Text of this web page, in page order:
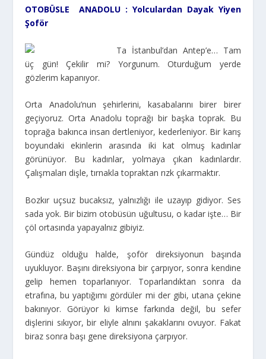
OTOBÜSLE ANADOLU : Yolculardan Dayak Yiyen
Şoför
Ta İstanbul’dan Antep’e… Tam
üç gün! Çekilir mi? Yorgunum. Oturduğum yerde
gözlerim kapanıyor.
Orta Anadolu’nun şehirlerini, kasabalarını birer birer
geçiyoruz. Orta Anadolu toprağı bir başka toprak. Bu
toprağa bakınca insan dertleniyor, kederleniyor. Bir karış
boyundaki ekinlerin arasında iki kat olmuş kadınlar
görünüyor. Bu kadınlar, yolmaya çıkan kadınlardır.
Çalışmaları dişle, tırnakla topraktan rızk çıkarmaktır.
Bozkır uçsuz bucaksız, yalnızlığı ile uzayıp gidiyor. Ses
sada yok. Bir bizim otobüsün uğultusu, o kadar işte… Bir
çöl ortasında yapayalnız gibiyiz.
Gündüz olduğu halde, şoför direksiyonun başında
uyukluyor. Başını direksiyona bir çarpıyor, sonra kendine
gelip hemen toparlanıyor. Toparlandıktan sonra da
etrafına, bu yaptığımı gördüler mi der gibi, utana çekine
bakınıyor. Görüyor ki kimse farkında değil, bu sefer
dişlerini sıkıyor, bir eliyle alnını şakaklarını ovuyor. Fakat
biraz sonra başı gene direksiyona çarpıyor.